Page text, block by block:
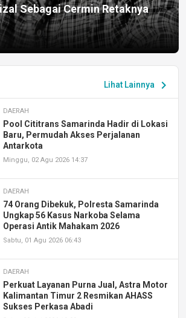
Sebagai Cermin Retaknya
Lihat Lainnya chevron_right
DAERAH
Pool Cititrans Samarinda Hadir di Lokasi
Baru, Permudah Akses Perjalanan
Antarkota
Minggu, 02 Agu 2026 14:37
DAERAH
74 Orang Dibekuk, Polresta Samarinda
Ungkap 56 Kasus Narkoba Selama
Operasi Antik Mahakam 2026
Sabtu, 01 Agu 2026 06:43
DAERAH
Perkuat Layanan Purna Jual, Astra Motor
Kalimantan Timur 2 Resmikan AHASS
Sukses Perkasa Abadi